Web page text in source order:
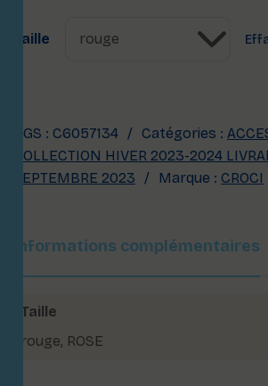
Taille
UGS : C6057134 Catégories :
COLLECTION HIVER 2023-2024
SEPTEMBRE 2023
Marque : CROCI
Informations complémentaires
Taille
rouge, ROSE